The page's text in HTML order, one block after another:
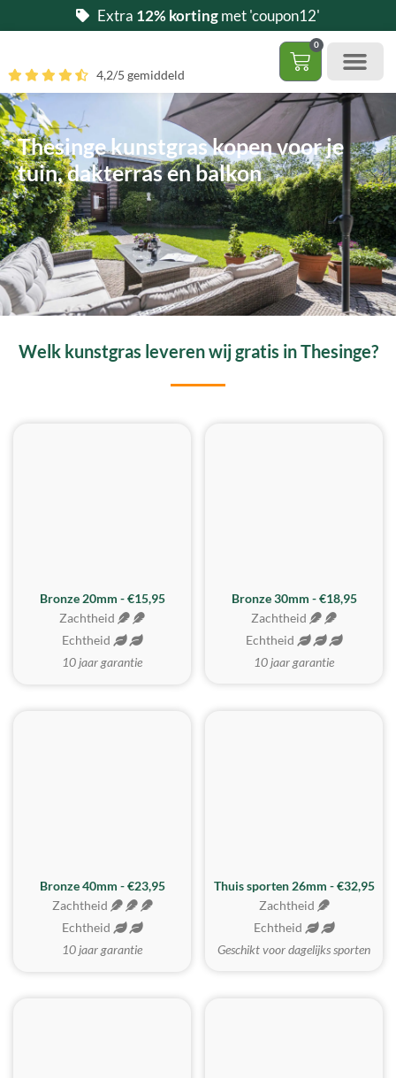
naar
inhoud
Extra 12% kortingmet 'coupon12'
0
4,2/5 gemiddeld
Thesinge kunstgras kopen voor je
tuin, dakterras en balkon
Welk kunstgras leveren wij gratis in Thesinge?
Bronze 20mm - €15,95
Zachtheid
Echtheid
10 jaar garantie
BESTE KOOP
Bronze 30mm - €18,95
Zachtheid
Echtheid
10 jaar garantie
Bronze 40mm - €23,95
Zachtheid
Echtheid
10 jaar garantie
Thuis sporten 26mm - €32,95
Zachtheid
Echtheid
Geschikt voor dagelijks sporten